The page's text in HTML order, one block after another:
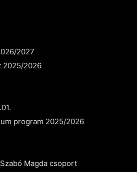
2027
2025/2026
program 2025/2026
Magda csoport